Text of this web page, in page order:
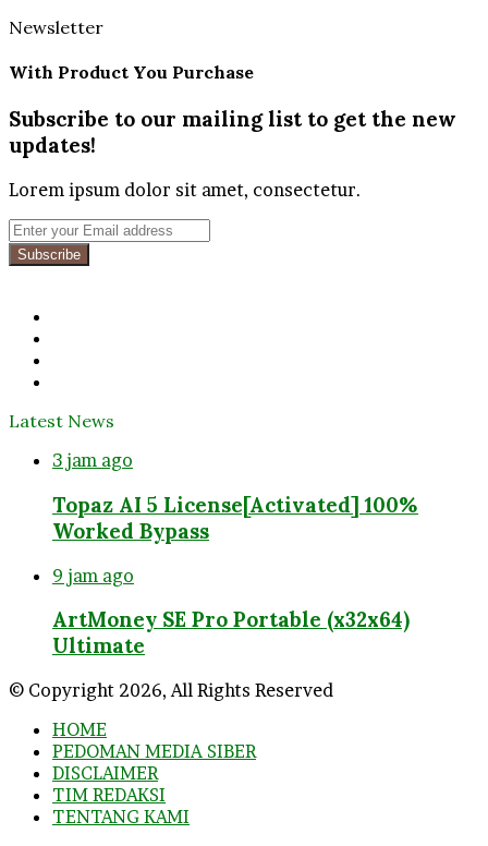
Newsletter
With Product You Purchase
Subscribe to our mailing list to get the new
updates!
Lorem ipsum dolor sit amet, consectetur.
Enter
your
Email
Latest News
3 jam ago
Topaz AI 5 License[Activated] 100%
Worked Bypass
9 jam ago
ArtMoney SE Pro Portable (x32x64)
Ultimate
© Copyright 2026, All Rights Reserved
HOME
PEDOMAN MEDIA SIBER
DISCLAIMER
TIM REDAKSI
TENTANG KAMI